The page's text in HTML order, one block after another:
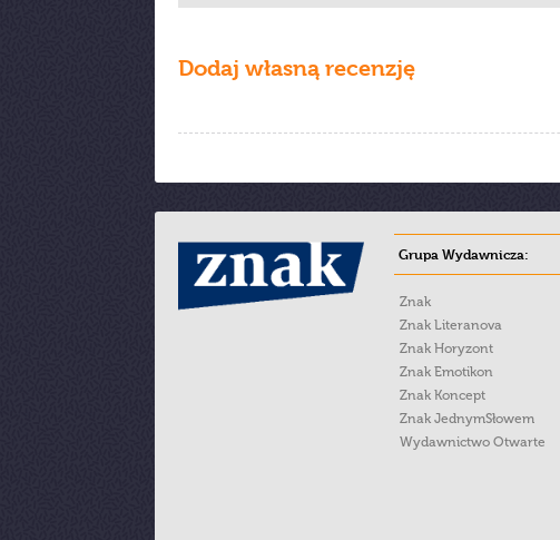
Dodaj własną recenzję
Grupa Wydawnicza:
Znak
Znak Literanova
Znak Horyzont
Znak Emotikon
Znak Koncept
Znak JednymSłowem
Wydawnictwo Otwarte